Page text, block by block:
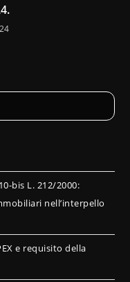
bis L. 212/2000:
nell’interpello
e requisito della